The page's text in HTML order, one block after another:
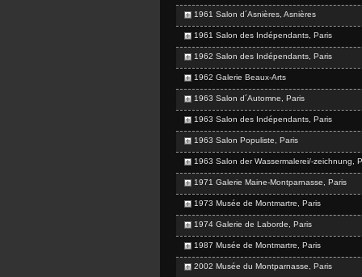
1961 Salon d´Asnières, Asnières
1961 Salon des Indépendants, Paris
1962 Salon des Indépendants, Paris
1962 Galerie Beaux-Arts
1963 Salon d´Automne, Paris
1963 Salon des Indépendants, Paris
1963 Salon Populiste, Paris
1963 Salon der Wassermalerei/-zeichnung,
1971 Galerie Maine-Montparnasse, Paris
1973 Musée de Montmartre, Paris
1974 Galerie de Laborde, Paris
1987 Musée de Montmartre, Paris
2002 Musée du Montparnasse, Paris